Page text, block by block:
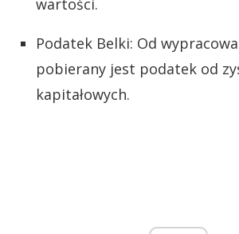
Podatek Belki: Od
pobierany jest podatek od
kapitałowych.